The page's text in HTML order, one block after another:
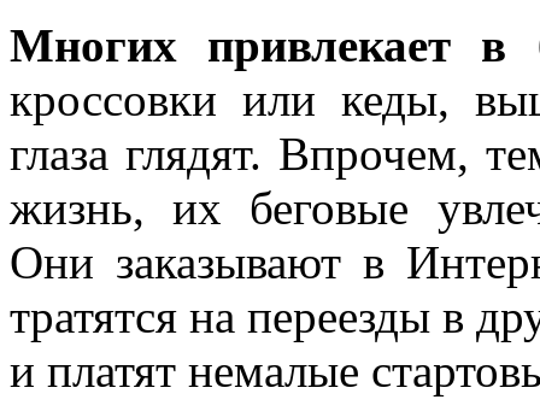
Многих привлекает в
кроссовки или кеды,
глаза глядят. Впрочем,
жизнь, их беговые
Они заказывают в
тратятся на переезды в
и платят немалые